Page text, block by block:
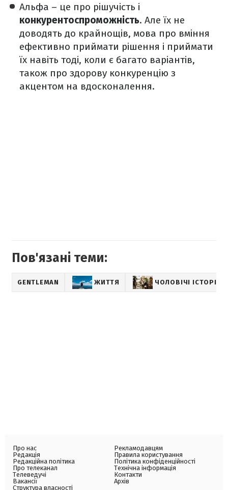
Альфа – це про рішучість і
конкурентоспроможність. Але їх не
доводять до крайнощів, мова про вміння
ефективно приймати рішення і приймати
їх навіть тоді, коли є багато варіантів,
також про здорову конкуренцію з
акцентом на вдосконалення.
Пов'язані теми:
GENTLEMAN ЖИТТЯ ЧОЛОВІЧІ ІСТОРІЇ
Про нас
Редакція
Редакційна політика
Про телеканал
Телеведучі
Вакансії
Структура власності
Рекламодавцям
Правила користування
Політика конфіденційності
Технічна інформація
Контакти
Архів